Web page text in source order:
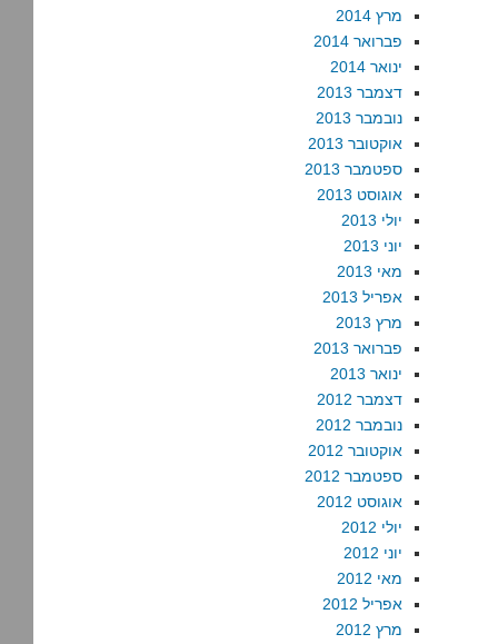
מרץ 2014
פברואר 2014
ינואר 2014
דצמבר 2013
נובמבר 2013
אוקטובר 2013
ספטמבר 2013
אוגוסט 2013
יולי 2013
יוני 2013
מאי 2013
אפריל 2013
מרץ 2013
פברואר 2013
ינואר 2013
דצמבר 2012
נובמבר 2012
אוקטובר 2012
ספטמבר 2012
אוגוסט 2012
יולי 2012
יוני 2012
מאי 2012
אפריל 2012
מרץ 2012